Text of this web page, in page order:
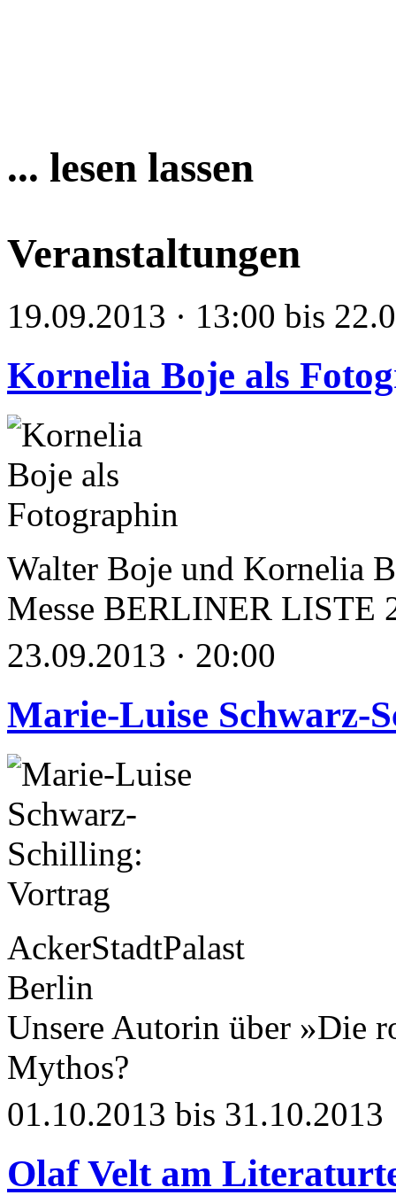
... lesen lassen
Veranstaltungen
19.09.2013 · 13:00 bis
Kornelia Boje als
Walter Boje und Kornelia
Messe BERLINER LISTE
23.09.2013 · 20:00
Marie-Luise Schwarz-
AckerStadtPalast
Berlin
Unsere Autorin über »Die
Mythos?
01.10.2013 bis 31.10.2013
Olaf Velt am